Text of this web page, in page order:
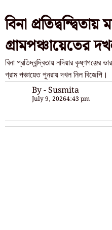
বিনা প্রতিদ্বন্দ্বিতায়
গ্রামপঞ্চায়েতের
বিনা প্রতিদ্বন্দ্বিতায় নদিয়ার কৃষ্ণগঞ্জের
গ্রাম পঞ্চায়েত পুনরায় দখল নিল বিজেপি।
By - Susmita
July 9, 20264:43 pm